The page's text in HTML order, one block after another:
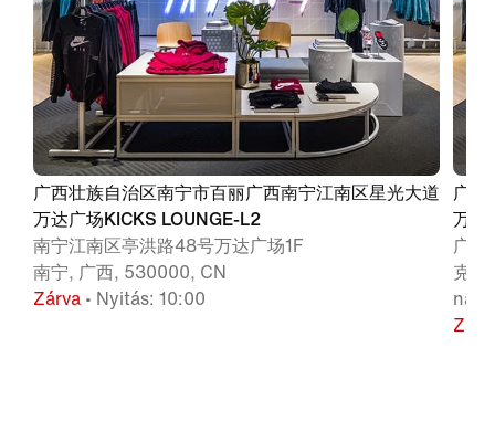
广西壮族自治区南宁市百丽广西南宁江南区星光大道
万达广场KICKS LOUNGE-L2
南宁江南区亭洪路48号万达广场1F
南宁, 广西, 530000, CN
Zárva • Nyitás: 10:00
广西
万达
广西
克专